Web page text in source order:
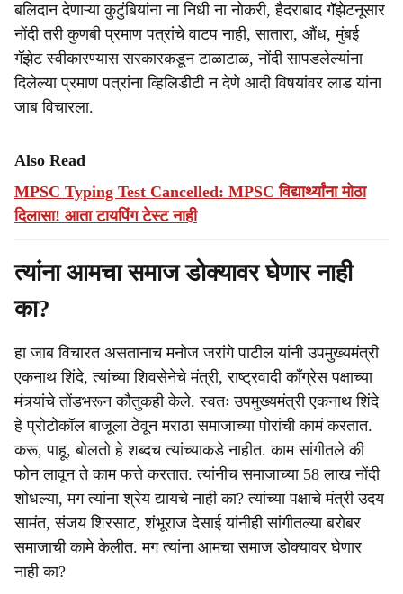
बलिदान देणाऱ्या कुटुंबियांना ना निधी ना नोकरी, हैदराबाद गॅझेटनूसार
नोंदी तरी कुणबी प्रमाण पत्रांचे वाटप नाही, सातारा, औंध, मुंबई
गॅझेट स्वीकारण्यास सरकारकडून टाळाटाळ, नोंदी सापडलेल्यांना
दिलेल्या प्रमाण पत्रांना व्हिलिडीटी न देणे आदी विषयांवर लाड यांना
जाब विचारला.
Also Read
MPSC Typing Test Cancelled: MPSC विद्यार्थ्यांना मोठा
दिलासा! आता टायपिंग टेस्ट नाही
त्यांना आमचा समाज डोक्यावर घेणार नाही
का?
हा जाब विचारत असतानाच मनोज जरांगे पाटील यांनी उपमुख्यमंत्री
एकनाथ शिंदे, त्यांच्या शिवसेनेचे मंत्री, राष्ट्रवादी काँग्रेस पक्षाच्या
मंत्र्‍यांचे तोंडभरून कौतुकही केले. स्वतः उपमुख्यमंत्री एकनाथ शिंदे
हे प्रोटोकॉल बाजूला ठेवून मराठा समाजाच्या पोरांची कामं करतात.
करू, पाहू, बोलतो हे शब्दच त्यांच्याकडे नाहीत. काम सांगीतले की
फोन लावून ते काम फत्ते करतात. त्यांनीच समाजाच्या 58 लाख नोंदी
शोधल्या, मग त्यांना श्रेय द्यायचे नाही का? त्यांच्या पक्षाचे मंत्री उदय
सामंत, संजय शिरसाट, शंभूराज देसाई यांनीही सांगीतल्या बरोबर
समाजाची कामे केलीत. मग त्यांना आमचा समाज डोक्यावर घेणार
नाही का?